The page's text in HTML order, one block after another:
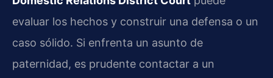
evaluar los hechos y construir una defensa o un
caso sólido. Si enfrenta un asunto de
paternidad, es prudente contactar a un